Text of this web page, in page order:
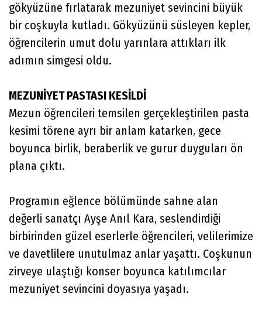
gökyüzüne fırlatarak mezuniyet sevincini büyük
bir coşkuyla kutladı. Gökyüzünü süsleyen kepler,
öğrencilerin umut dolu yarınlara attıkları ilk
adımın simgesi oldu.
MEZUNİYET PASTASI KESİLDİ
Mezun öğrencileri temsilen gerçekleştirilen pasta
kesimi törene ayrı bir anlam katarken, gece
boyunca birlik, beraberlik ve gurur duyguları ön
plana çıktı.
Programın eğlence bölümünde sahne alan
değerli sanatçı Ayşe Anıl Kara, seslendirdiği
birbirinden güzel eserlerle öğrencileri, velilerimize
ve davetlilere unutulmaz anlar yaşattı. Coşkunun
zirveye ulaştığı konser boyunca katılımcılar
mezuniyet sevincini doyasıya yaşadı.